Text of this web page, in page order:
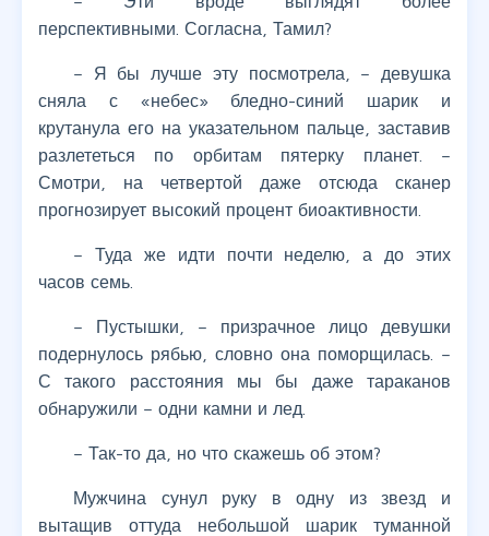
перспективными. Согласна, Тамил?
– Я бы лучше эту посмотрела, – девушка
сняла с «небес» бледно-синий шарик и
крутанула его на указательном пальце, заставив
разлететься по орбитам пятерку планет. –
Смотри, на четвертой даже отсюда сканер
прогнозирует высокий процент биоактивности.
– Туда же идти почти неделю, а до этих
часов семь.
– Пустышки, – призрачное лицо девушки
подернулось рябью, словно она поморщилась. –
С такого расстояния мы бы даже тараканов
обнаружили – одни камни и лед.
– Так-то да, но что скажешь об этом?
Мужчина сунул руку в одну из звезд и
вытащив оттуда небольшой шарик туманной